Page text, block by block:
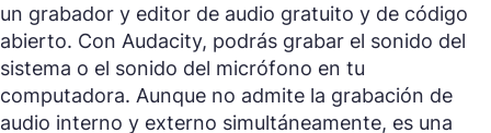
un grabador y editor de audio gratuito y de código
abierto. Con Audacity, podrás grabar el sonido del
sistema o el sonido del micrófono en tu
computadora. Aunque no admite la grabación de
audio interno y externo simultáneamente, es una